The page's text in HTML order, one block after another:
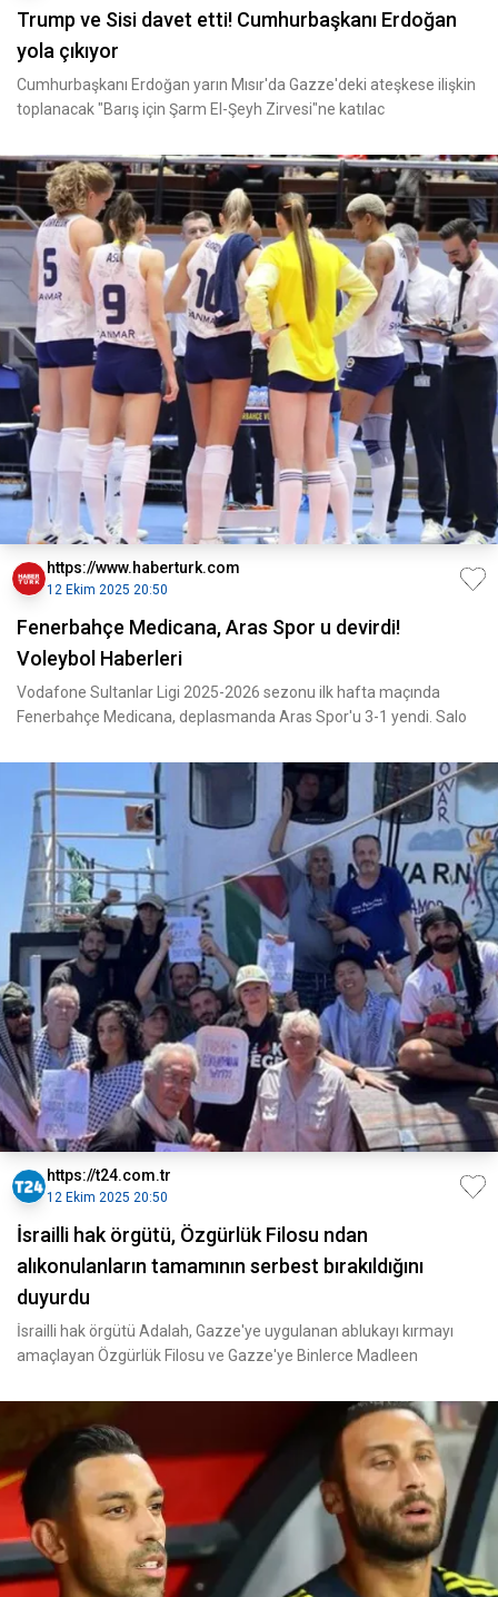
Trump ve Sisi davet etti! Cumhurbaşkanı Erdoğan
yola çıkıyor
Cumhurbaşkanı Erdoğan yarın Mısır'da Gazze'deki ateşkese ilişkin
toplanacak "Barış için Şarm El-Şeyh Zirvesi"ne katılac
https://www.haberturk.com
12 Ekim 2025 20:50
Fenerbahçe Medicana, Aras Spor u devirdi!
Voleybol Haberleri
Vodafone Sultanlar Ligi 2025-2026 sezonu ilk hafta maçında
Fenerbahçe Medicana, deplasmanda Aras Spor'u 3-1 yendi. Salo
https://t24.com.tr
12 Ekim 2025 20:50
İsrailli hak örgütü, Özgürlük Filosu ndan
alıkonulanların tamamının serbest bırakıldığını
duyurdu
İsrailli hak örgütü Adalah, Gazze'ye uygulanan ablukayı kırmayı
amaçlayan Özgürlük Filosu ve Gazze'ye Binlerce Madleen